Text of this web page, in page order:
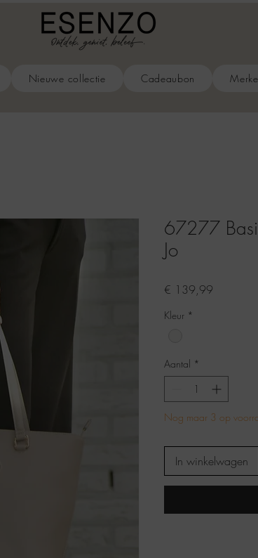
Nieuwe collectie Cadeaubon
67277
Jo
€ 139,99
Kleur *
Aantal *
Nog maar 3 op
In winkelwagen